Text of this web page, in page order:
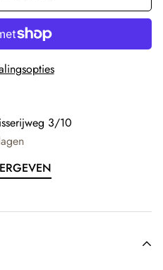
3/10